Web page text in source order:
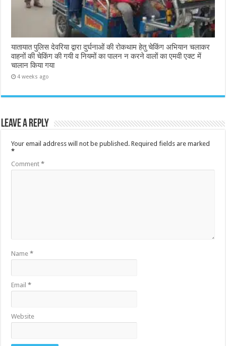
यातायात पुलिस देवरिया द्वारा दुर्घनाओं की रोकथाम हेतु चेकिंग अभियान चलाकर
वाहनों की चेकिंग की गयी व नियमों का पालन न करने वालों का एमवी एक्ट में
चालान किया गया
4 weeks ago
Leave a Reply
Your email address will not be published. Required fields are marked
*
Comment*
Name*
Email*
Website